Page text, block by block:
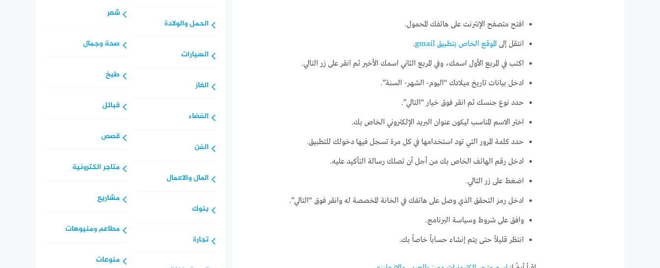
افتح متصفح الإنترنت على هاتفك المحمول.
انتقل إلى الموقع الخاص بتطبيق gmail
.
اكتب في المربع الأول اسمك، وفي المربع الثاني اسمك الأخير ثم انقر على زر التالي.
ادخل بيانات تاريخ ميلادك “اليوم- الشهر- السنة”.
حدد نوع جنسك ثم انقر فوق خيار “التالي”.
اختر الاسم المناسب ليكون عنوان البريد الإلكتروني الخاص بك.
حدد كلمة المرور التي تود استخدامها في كل مرة تسجل فيها دخولك للتطبيق.
ادخل رقم الهاتف الخاص بك من أجل أن تصلك رسالة التأكيد عليه.
اضغط على زر التالي.
ادخل رمز التحقق الذي وصل على هاتفك في الخانة المخصصة له وانقر فوق “التالي”.
وافق على شروط وسياسة البرنامج.
انتظر قليلاً حتى يتم إنشاء حساباً خاصاً بك.
الحمل والولادة
السيارات
الغاز
الفضاء
الفن
المال والاعمال
بنوك
تجارة
شعر
صحة وجمال
طبخ
قبائل
قصص
متاجر الكترونية
مشاريع
مطاعم ومنيوهات
منوعات